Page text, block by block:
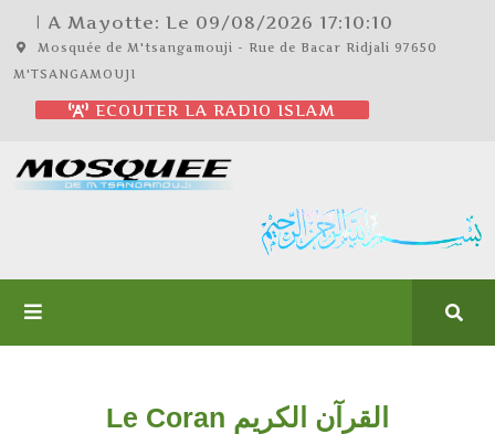
| A Mayotte: Le 09/08/2026 17:10:10
Mosquée de M'tsangamouji - Rue de Bacar Ridjali 97650
M'TSANGAMOUJI
ECOUTER LA RADIO ISLAM
Le Coran القرآن الكريم